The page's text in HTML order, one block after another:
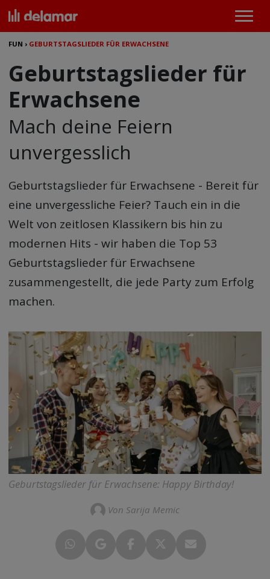
FUN › GEBURTSTAGSLIEDER FÜR ERWACHSENE
Geburtstagslieder für
Erwachsene
Mach deine Feiern
unvergesslich
Geburtstagslieder für Erwachsene - Bereit für
eine unvergessliche Feier? Tauch ein in die
Welt von zeitlosen Klassikern bis hin zu
modernen Hits - wir haben die Top 53
Geburtstagslieder für Erwachsene
zusammengestellt, die jede Party zum Erfolg
machen.
Geburtstagslieder für Erwachsene: Happy Birthday!
Von Sarija Memic